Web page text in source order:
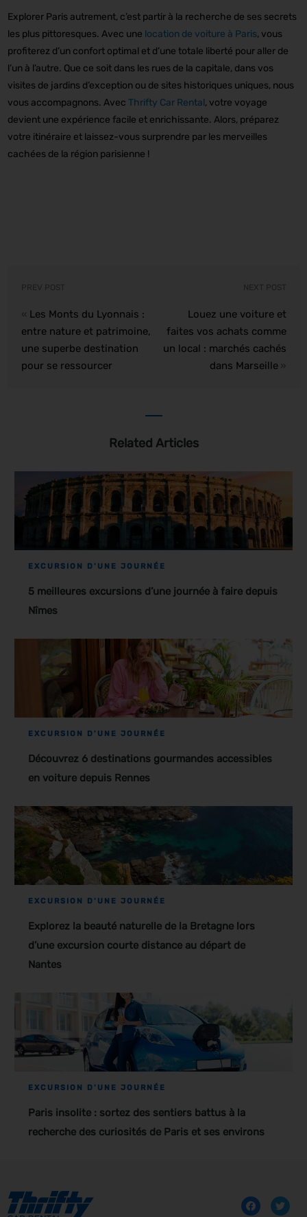
Explorer Paris autrement, c’est partir à la recherche de ses secrets
les plus pittoresques. Avec une location de voiture à Paris, vous
profiterez d’un confort optimal et d’une totale liberté pour aller de
l’un à l’autre. Que ce soit dans les rues de la capitale, dans vos
visites de jardins d’exception ou de sites historiques uniques, nous
vous accompagnons. Avec Thrifty Car Rental, votre voyage
devient une expérience facile et enrichissante. Alors, préparez
votre itinéraire et laissez-vous surprendre par les merveilles
cachées de la région parisienne !
PREV POST
« Les Monts du Lyonnais :
entre nature et patrimoine,
une superbe destination
pour se ressourcer
NEXT POST
Louez une voiture et
faites vos achats comme
un local : marchés cachés
dans Marseille»
Related Articles
EXCURSION D'UNE JOURNÉE
5 meilleures excursions d’une journée à faire depuis
Nîmes
EXCURSION D'UNE JOURNÉE
Découvrez 6 destinations gourmandes accessibles
en voiture depuis Rennes
EXCURSION D'UNE JOURNÉE
Explorez la beauté naturelle de la Bretagne lors
d’une excursion courte distance au départ de
Nantes
EXCURSION D'UNE JOURNÉE
Paris insolite : sortez des sentiers battus à la
recherche des curiosités de Paris et ses environs